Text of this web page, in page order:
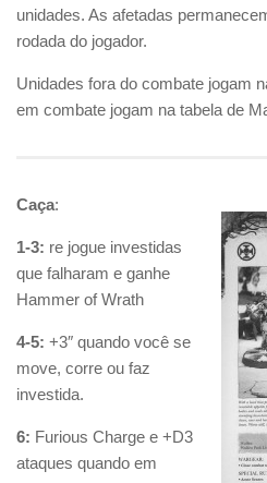
unidades. As afetadas
rodada do jogador.
Unidades fora do combate jogam
em combate jogam na tabela de
Caça:
1-3: re jogue investidas
que falharam e ganhe
Hammer of Wrath
4-5: +3″ quando você se
move, corre ou faz
investida.
6: Furious Charge e +D3
ataques quando em